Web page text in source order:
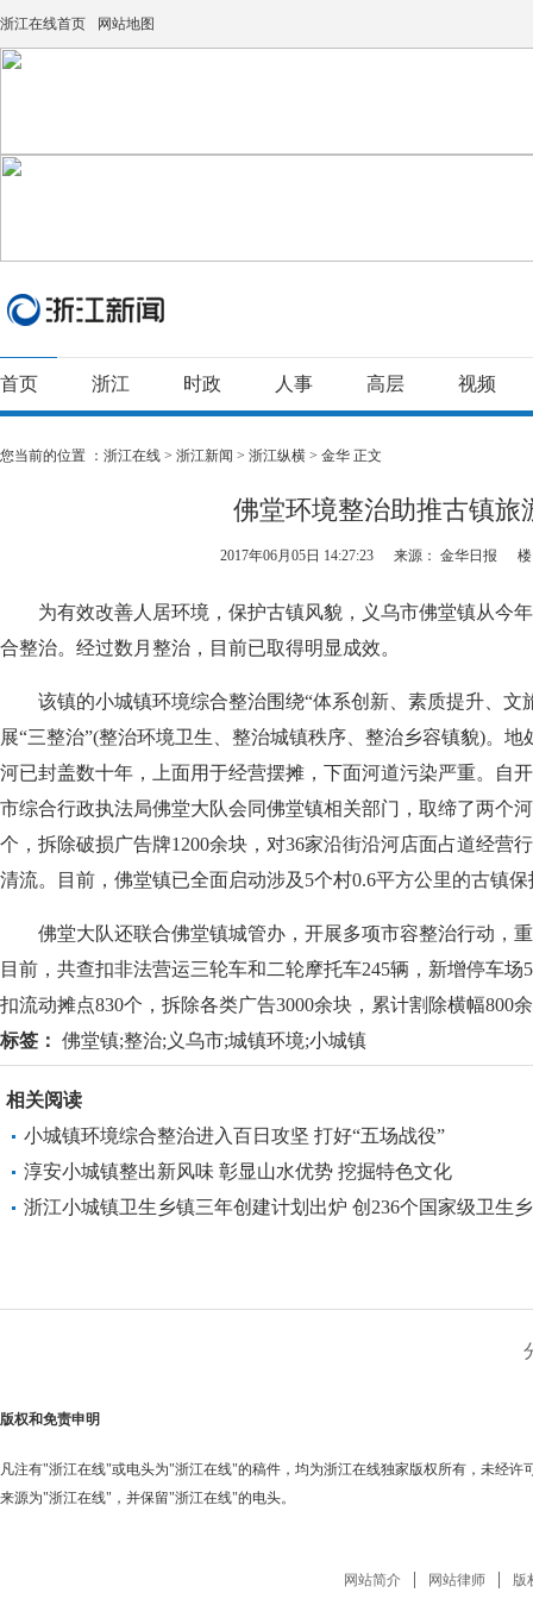
浙江在线首页 网站地图
首页 浙江 时政 人事 高层 视频
您当前的位置 ： 浙江在线 > 浙江新闻 > 浙江纵横 > 金华 正文
佛堂环境整治助推古镇旅
2017年06月05日 14:27:23 来源： 金华日报
为有效改善人居环境，保护古镇风貌，义乌市佛堂镇从今年
合整治。经过数月整治，目前已取得明显成效。
该镇的小城镇环境综合整治围绕“体系创新、素质提升、文
展“三整治”(整治环境卫生、整治城镇秩序、整治乡容镇貌)。
河已封盖数十年，上面用于经营摆摊，下面河道污染严重。自
市综合行政执法局佛堂大队会同佛堂镇相关部门，取缔了两个
个，拆除破损广告牌1200余块，对36家沿街沿河店面占道经营
清流。目前，佛堂镇已全面启动涉及5个村0.6平方公里的古镇
佛堂大队还联合佛堂镇城管办，开展多项市容整治行动，重
目前，共查扣非法营运三轮车和二轮摩托车245辆，新增停车场
扣流动摊点830个，拆除各类广告3000余块，累计割除横幅800
标签： 佛堂镇;整治;义乌市;城镇环境;小城镇
相关阅读
小城镇环境综合整治进入百日攻坚 打好“五场战役”
淳安小城镇整出新风味 彰显山水优势 挖掘特色文化
浙江小城镇卫生乡镇三年创建计划出炉 创236个国家级卫生
版权和免责申明
凡注有"浙江在线"或电头为"浙江在线"的稿件，均为浙江在线独家版权所有，未经许
来源为"浙江在线"，并保留"浙江在线"的电头。
网站简介 网站律师 版